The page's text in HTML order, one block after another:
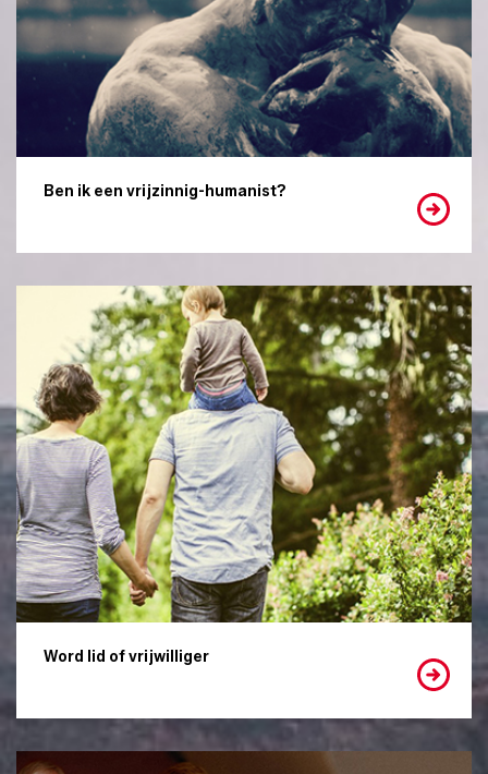
Ben ik een vrijzinnig-humanist?
Word lid of vrijwilliger